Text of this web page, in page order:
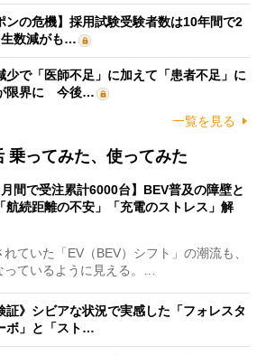
ンの危機】採用試験受験者数は10年間で2
数減がも…
少で「医師不足」に加えて「患者不足」に
限界に 今後…
一覧を見る
乗ってみた、使ってみた
月間で受注累計6000台】BEV普及の障壁と
航続距離の不安」「充電のストレス」解
ていた「EV（BEV）シフト」の潮流も、
ているように見える。…
証》シビアな状況で実感した「フォレスタ
ボ」と「スト…